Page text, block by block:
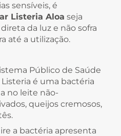
sensíveis, é
Listeria Aloa seja
da luz e não sofra
até a utilização.
Público de Saúde
é uma bactéria
no leite não-
queijos cremosos,
a bactéria apresenta